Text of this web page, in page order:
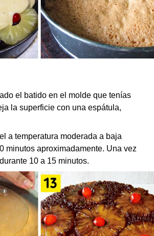
el batido en el molde que tenías
la superficie con una espátula,
a temperatura moderada a baja
minutos aproximadamente. Una vez
10 a 15 minutos.